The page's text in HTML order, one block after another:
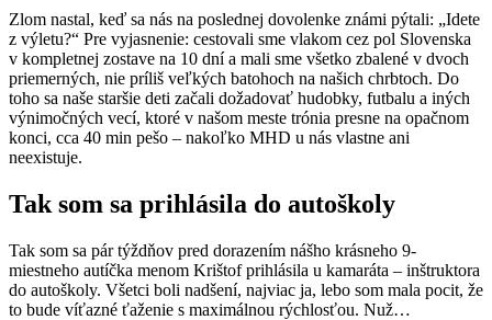
Zlom nastal, keď sa nás na poslednej dovolenke známi pýtali: „Idete
z výletu?“ Pre vyjasnenie: cestovali sme vlakom cez pol Slovenska
v kompletnej zostave na 10 dní a mali sme všetko zbalené v dvoch
priemerných, nie príliš veľkých batohoch na našich chrbtoch. Do
toho sa naše staršie deti začali dožadovať hudobky, futbalu a iných
výnimočných vecí, ktoré v našom meste trónia presne na opačnom
konci, cca 40 min pešo – nakoľko MHD u nás vlastne ani
neexistuje.
Tak som sa prihlásila do autoškoly
Tak som sa pár týždňov pred dorazením nášho krásneho 9-
miestneho autíčka menom Krištof prihlásila u kamaráta – inštruktora
do autoškoly. Všetci boli nadšení, najviac ja, lebo som mala pocit, že
to bude víťazné ťaženie s maximálnou rýchlosťou. Nuž…